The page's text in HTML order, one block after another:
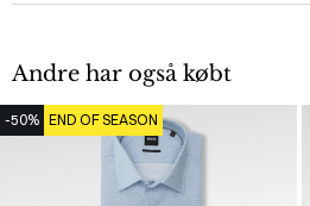
Andre har også købt
-50% END OF SEASON